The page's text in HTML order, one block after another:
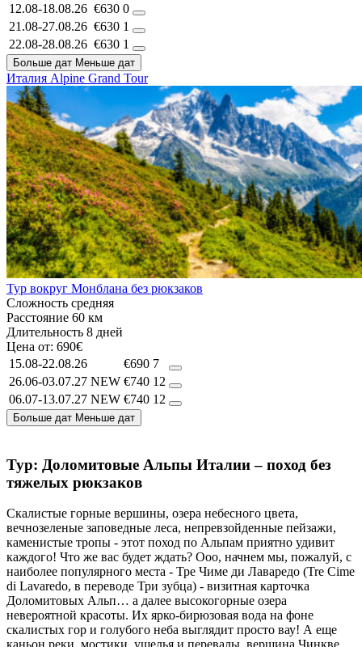
12.08-18.08.26 €630 0
21.08-27.08.26 €630 1
22.08-28.08.26 €630 1
Больше дат Меньше дат
Италия Alpine Grand Tour
Тур вокруг Монблана без рюкзаков
Сложность средняя
Расстояние 60 км
Длительность 8 дней
Цена от: 690€
15.08-22.08.26
€690 7
26.06-03.07.27 NEW €740 12
06.07-13.07.27 NEW €740 12
Больше дат Меньше дат
Тур: Доломитовые Альпы Италии – поход без
тяжелых рюкзаков
Скалистые горные вершины, озера небесного цвета,
вечнозеленые заповедные леса, непревзойденные пейзажи,
каменистые тропы - этот поход по Альпам приятно удивит
каждого! Что же вас будет ждать? Ооо, начнем мы, пожалуй, с
наиболее популярного места - Тре Чиме ди Лаваредо (Tre Cime
di Lavaredo, в переводе Три зубца) - визитная карточка
Доломитовых Альп… а далее высокогорные озера
невероятной красоты. Их ярко-бирюзовая вода на фоне
скалистых гор и голубого неба выглядит просто вау! А еще